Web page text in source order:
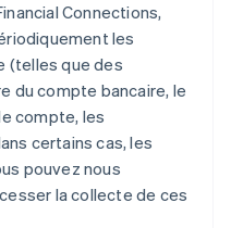
Connections,
les
(telles que des
du compte bancaire, le
compte, les
certains cas, les
pouvez nous
la collecte de ces